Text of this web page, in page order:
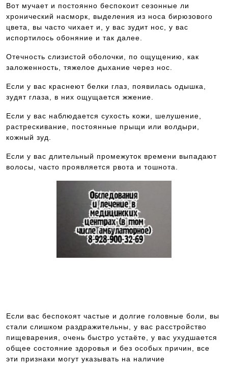
Вот мучает и постоянно беспокоит сезонные ли
хронический насморк, выделения из носа бирюзового
цвета, вы часто чихает и, у вас зудит нос, у вас
испортилось обоняние и так далее.
Отечность слизистой оболочки, по ощущению, как
заложенность, тяжелое дыхание через нос.
Если у вас краснеют белки глаз, появилась одышка,
зудят глаза, в них ощущается жжение.
Если у вас наблюдается сухость кожи, шелушение,
растрескивание, постоянные прыщи или волдыри,
кожный зуд.
Если у вас длительный промежуток времени выпадают
волосы, часто проявляется рвота и тошнота.
Если вас беспокоят частые и долгие головные боли, вы
стали слишком раздражительны, у вас расстройство
пищеварения, очень быстро устаёте, у вас ухудшается
общее состояние здоровья и без особых причин, все
эти признаки могут указывать на наличие